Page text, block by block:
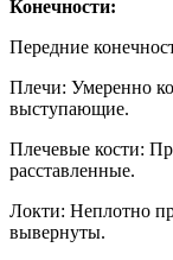
Конечности:
Передние
Плечи: Умеренно
выступающие.
Плечевые кости:
расставленные.
Локти: Неплотно
вывернуты.